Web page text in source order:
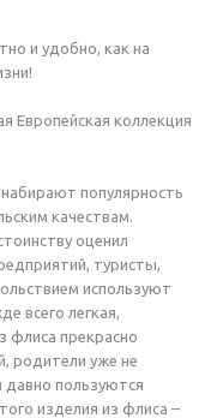
и удобно, как на
популярность
качествам.
оценил
туристы,
используют
всего легкая,
флиса прекрасно
родители уже не
давно пользуются
изделия из флиса –